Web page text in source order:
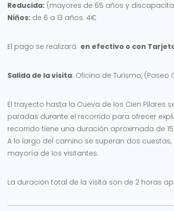
Reducida: (mayores de 65 años y
Niños: de 6 a 13 años. 4€
El pago se realizará en efectivo o con
Salida de la visita: Oficina de Turismo,
El trayecto hasta la Cueva de los Cien
paradas durante el recorrido para ofrecer
recorrido tiene una duración aproximada de
A lo largo del camino se superan dos
mayoría de los visitantes.
La duración total de la visita son de 2 horas